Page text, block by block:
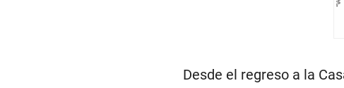
Desde el regreso a la